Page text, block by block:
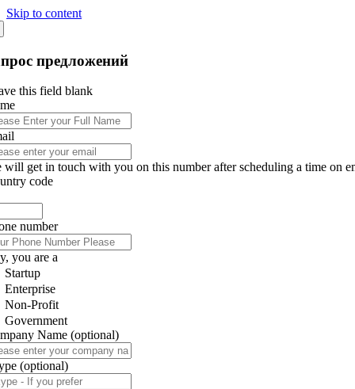
Skip to content
предложений
this field blank
will get in touch with you on this number after scheduling a time on
code
number
you are a
Startup
Enterprise
Non-Profit
Government
Name (optional)
(optional)